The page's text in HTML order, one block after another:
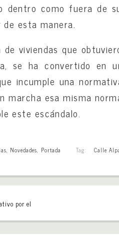
dentro como fuera de
esta manera.
de viviendas que
se ha convertido en
incumple una
marcha esa misma
este escándalo.
, Novedades, Portada Tag: Calle
por el